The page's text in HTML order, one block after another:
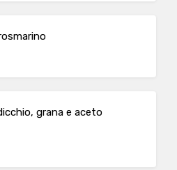
grana e aceto